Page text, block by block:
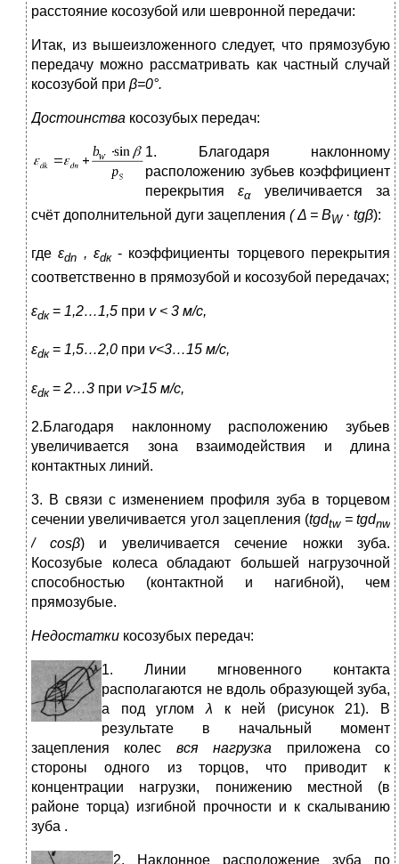
расстояние косозубой или шевронной передачи:
Итак, из вышеизложенного следует, что прямозубую
передачу можно рассматривать как частный случай
косозубой при β=0°.
Достоинства косозубых передач:
1. Благодаря наклонному
расположению зубьев коэффициент
пе­рекрытияεαувеличивается за
счёт дополнительной дуги зацепления ( Δ = BW· tgβ):
гдеεdn , εdк- коэффициенты торцевого перекрытия
соответствен­но в прямозубой и косозубой передачах;
εdк = 1,2…1,5 при v< 3 м/c,
εdк = 1,5…2,0 при v<3…15 м/c,
εdк = 2…3 при v>15 м/c,
2.Благодаря наклонному расположению зубьев
увеличивается зона взаимодействия и длина
контактных линий.
3. В связи с изменением профиля зуба в торцевом
сечении увеличивается угол зацепления (tgdtw =tgdnw
/ cosβ) и увеличивается сечение ножки зуба.
Косозубые колеса обладают большей нагрузочной
способностью (контактной и нагибной), чем
прямозубые.
Недостатки косозубых передач:
1. Линии мгновенного контакта
располагаются не вдоль образующей зуба,
а под углом λ к ней (рисунок 21). В
результате в начальный момент
зацепления колес вся нагрузка приложена со
стороны одного из торцов, что приводит к
концентрации нагрузки, понижению местной (в
районе торца) изгибной прочности и к скалыванию
зуба .
2. Наклонное расположение зуба по